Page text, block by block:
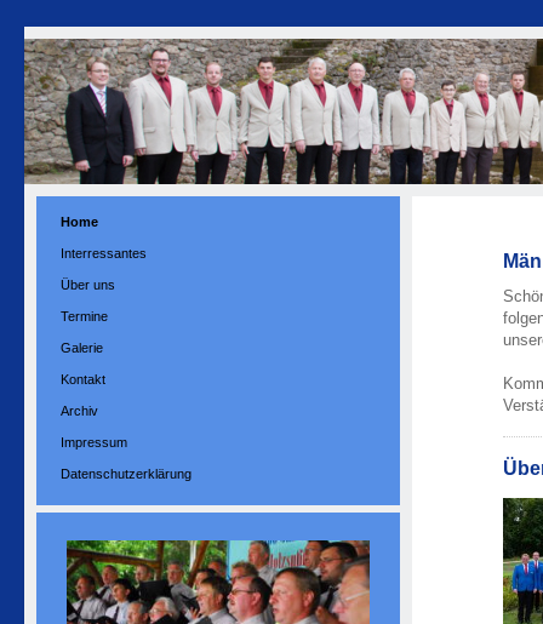
Home
Interressantes
Über uns
Termine
Galerie
Kontakt
Archiv
Impressum
Datenschutzerklärung